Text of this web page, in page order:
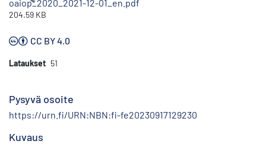
oaiop_2020_2021-12-01_en.pdf
204.59 KB
CC BY 4.0
Lataukset 51
Pysyvä osoite
https://urn.fi/URN:NBN:fi-fe20230917129230
Kuvaus